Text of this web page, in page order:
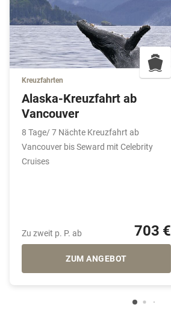
Kreuzfahrten
Alaska-Kreuzfahrt ab
Vancouver
8 Tage/ 7 Nächte Kreuzfahrt ab
Vancouver bis Seward mit Celebrity
Cruises
Zu zweit p. P. ab 703 €
ZUM ANGEBOT